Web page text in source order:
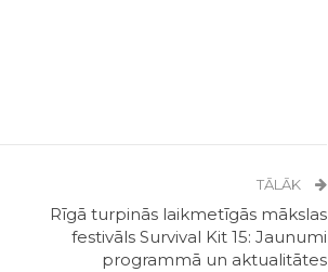
TĀLĀK
Rīgā turpinās laikmetīgās mākslas
festivāls Survival Kit 15: Jaunumi
programmā un aktualitātes